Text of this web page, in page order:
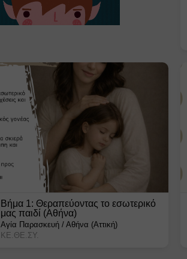
Βήμα 1: Θεραπεύοντας το εσωτερικό
μας παιδί (Αθήνα)
Αγία Παρασκευή/ Αθήνα (Αττική)
ΚΕ.ΘΕ.ΣΥ.